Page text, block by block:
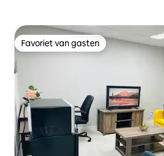
Favoriet van gasten
Favoriet van gasten